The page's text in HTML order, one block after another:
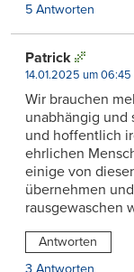
5 Antworten
Patrick
14.01.2025 um 06:45
Wir brauchen
unabhängig und
und hoffentlich
ehrlichen
einige von
übernehmen
rausgewaschen
Antworten
3 Antworten